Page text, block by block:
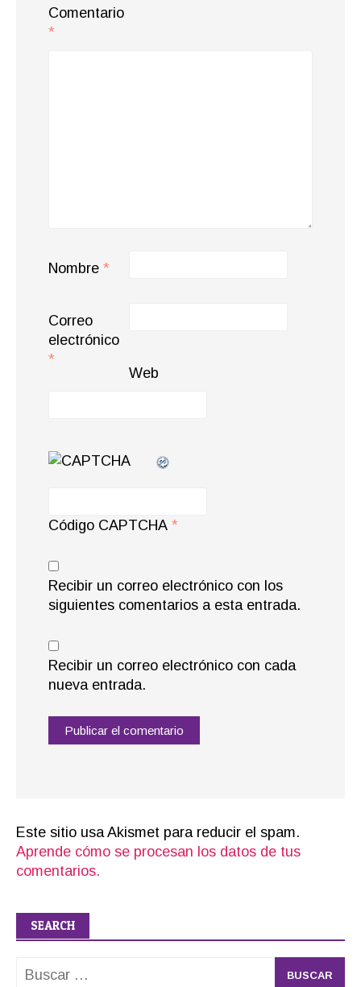
Comentario
*
Nombre *
Correo
electrónico
*
Web
Código CAPTCHA *
Recibir un correo electrónico con los
siguientes comentarios a esta entrada.
Recibir un correo electrónico con cada
nueva entrada.
Este sitio usa Akismet para reducir el spam.
Aprende cómo se procesan los datos de tus
comentarios.
SEARCH
Buscar: